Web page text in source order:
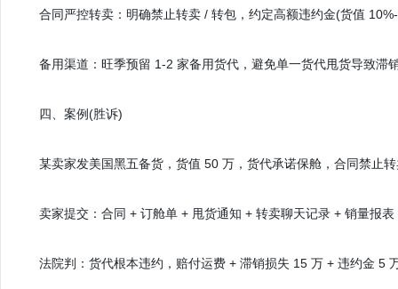
合同严控转卖：明确禁止转卖 / 转包，约定高额违约金(货值
备用渠道：旺季预留 1-2 家备用货代，避免单一货代甩货导致滞
四、案例(胜诉)
某卖家发美国黑五备货，货值 50 万，货代承诺保舱，合同禁止
卖家提交：合同 + 订舱单 + 甩货通知 + 转卖聊天记录 + 销量报表
法院判：货代根本违约，赔付运费 + 滞销损失 15 万 + 违约金 5